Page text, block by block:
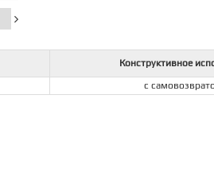
Конструктивное
с